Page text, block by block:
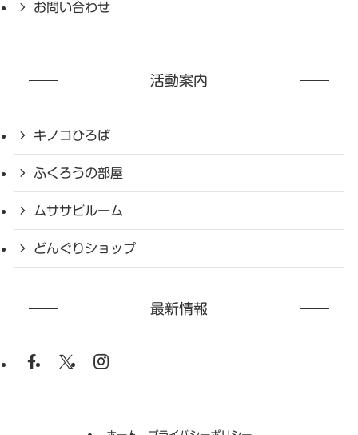
お問い合わせ
活動案内
キノコひろば
ふくろうの部屋
ムササビルーム
どんぐりショップ
最新情報